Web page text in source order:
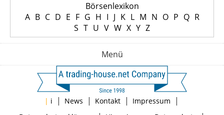
Börsenlexikon
A B C D E F G H I J K L M N O P Q R
S T U V W X Y Z
Menü
| i | News | Kontakt | Impressum |